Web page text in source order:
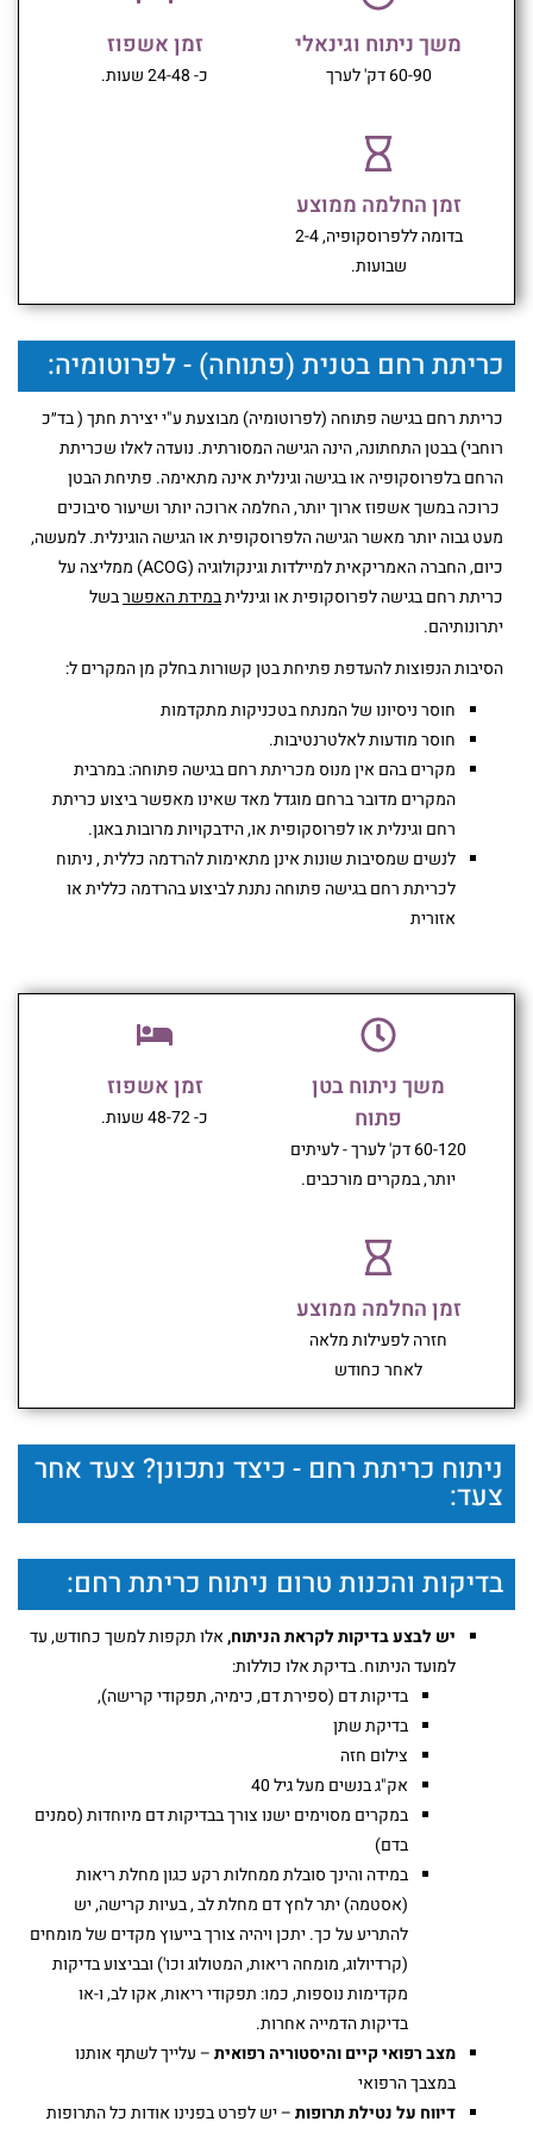
משך ניתוח וגינאלי
60-90 דק' לערך
זמן אשפוז
כ- 24-48 שעות.
זמן החלמה ממוצע
בדומה ללפרוסקופיה, 2-4
שבועות.
כריתת רחם בטנית (פתוחה) - לפרוטומיה:
כריתת רחם בגישה פתוחה (לפרוטומיה) מבוצעת ע"י יצירת חתך ( בד״כ
רוחבי) בבטן התחתונה, הינה הגישה המסורתית. נועדה לאלו שכריתת
הרחם בלפרוסקופיה או בגישה וגינלית אינה מתאימה. פתיחת הבטן
כרוכה במשך אשפוז ארוך יותר, החלמה ארוכה יותר ושיעור סיבוכים
מעט גבוה יותר מאשר הגישה הלפרוסקופית או הגישה הוגינלית. למעשה,
כיום, החברה האמריקאית למיילדות וגינקולוגיה (ACOG) ממליצה על
כריתת רחם בגישה לפרוסקופית או וגינליתבמידת האפשרבשל
יתרונותיהם.
הסיבות הנפוצות להעדפת פתיחת בטן קשורות בחלק מן המקרים ל:
חוסר ניסיונו של המנתח בטכניקות מתקדמות
חוסר מודעות לאלטרנטיבות.
מקרים בהם אין מנוס מכריתת רחם בגישה פתוחה: במרבית
המקרים מדובר ברחם מוגדל מאד שאינו מאפשר ביצוע כריתת
רחם וגינלית או לפרוסקופית או, הידבקויות מרובות באגן.
לנשים שמסיבות שונות אינן מתאימות להרדמה כללית , ניתוח
לכריתת רחם בגישה פתוחה נתנת לביצוע בהרדמה כללית או
אזורית
משך ניתוח בטן
פתוח
60-120 דק' לערך - לעיתים
יותר, במקרים מורכבים.
זמן אשפוז
כ- 48-72 שעות.
זמן החלמה ממוצע
חזרה לפעילות מלאה
לאחר כחודש
ניתוח כריתת רחם - כיצד נתכונן? צעד אחר
צעד:
בדיקות והכנות טרום ניתוח כריתת רחם:
יש לבצע בדיקות לקראת הניתוח,אלו תקפות למשך כחודש, עד
למועד הניתוח. בדיקת אלו כוללות:
בדיקות דם (ספירת דם, כימיה, תפקודי קרישה),
בדיקת שתן
צילום חזה
אק"ג בנשים מעל גיל 40
במקרים מסוימים ישנו צורך בבדיקות דם מיוחדות (סמנים
בדם)
במידה והינך סובלת ממחלות רקע כגון מחלת ריאות
(אסטמה) יתר לחץ דם מחלת לב , בעיות קרישה, יש
להתריע על כך. יתכן ויהיה צורך בייעוץ מקדים של מומחים
(קרדיולוג, מומחה ריאות, המטולוג וכו') ובביצוע בדיקות
מקדימות נוספות, כמו: תפקודי ריאות, אקו לב, ו-או
בדיקות הדמייה אחרות.
מצב רפואי קיים והיסטוריה רפואית– עלייך לשתף אותנו
במצבך הרפואי
דיווח על נטילת תרופות– יש לפרט בפנינו אודות כל התרופות